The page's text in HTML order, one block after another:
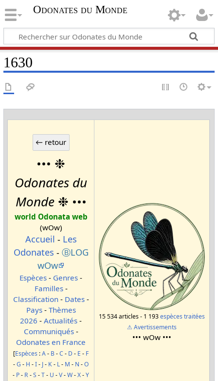
Odonates du Monde
1630
••• ❉
Odonates du
Monde❉ •••
world Odonata web
(wOw)
Accueil - Les
Odonates - ⒷLOG
wOw
Espèces - Genres -
Familles-
Classification- Dates-
Pays- Thèmes
2026 -Actualités -
Communiqués-
Odonates en France
[Espèces :A- B-C- D - E - F
-G - H -I- J- K- L- M - N -O
- P- R-S -T- U -V-W-X-Y
15 534 articles - 1 193espèces traitées
⚠ Avertissements
••• wOw •••